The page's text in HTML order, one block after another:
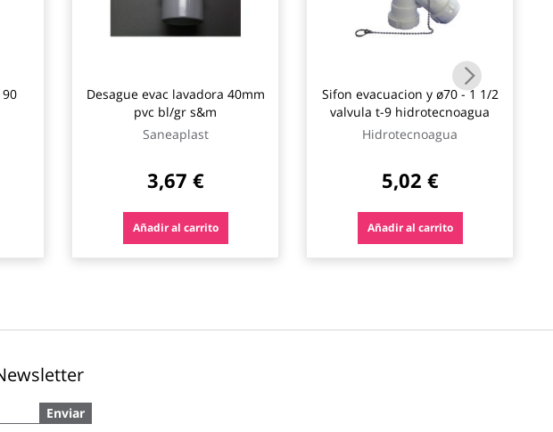
Desague evac lavadora 40mm
pvc bl/gr s&m
Saneaplast
3,67 €
Añadir al carrito
Sifon evacuacion y ø70 - 1 1/2
valvula t-9 hidrotecnoagua
Hidrotecnoagua
5,02 €
Añadir al carrito
Enviar